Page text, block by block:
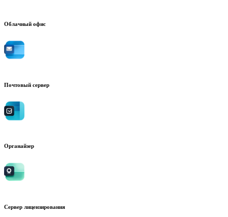
Облачный офис
Почтовый сервер
Органайзер
Сервер лицензирования